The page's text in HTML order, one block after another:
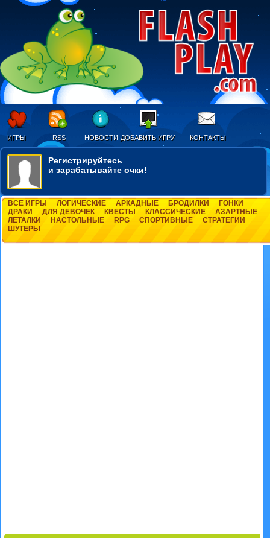
ИГРЫ RSS НОВОСТИ ДОБАВИТЬ ИГРУ КОНТАКТЫ
Регистрируйтесь
и зарабатывайте очки!
ВСЕ ИГРЫ ЛОГИЧЕСКИЕ АРКАДНЫЕ БРОДИЛКИ
ГОНКИ
ДРАКИ
ДЛЯ ДЕВОЧЕК КВЕСТЫ КЛАССИЧЕСКИЕ
АЗАРТНЫЕ
ЛЕТАЛКИ
НАСТОЛЬНЫЕ RPG СПОРТИВНЫЕ
СТРАТЕГИИ
ШУТЕРЫ